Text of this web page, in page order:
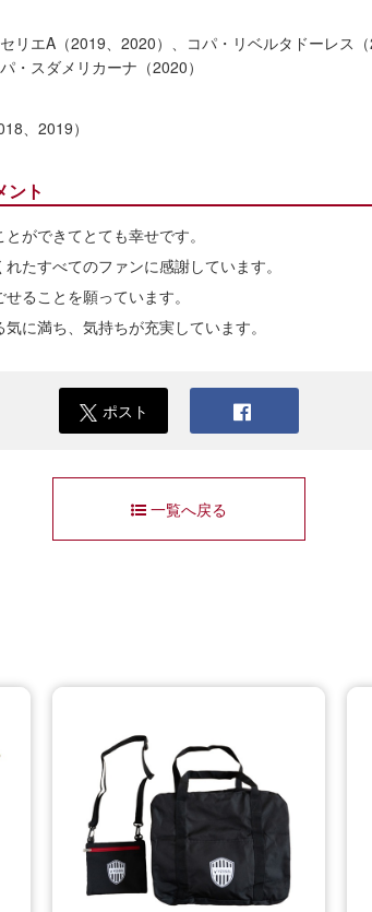
リエA（2019、2020）、コパ・リベルタドーレス
・スダメリカーナ（2020）
、2019）
ント
ができてとても幸せです。
たすべてのファンに感謝しています。
ることを願っています。
に満ち、気持ちが充実しています。
ポスト
一覧へ戻る